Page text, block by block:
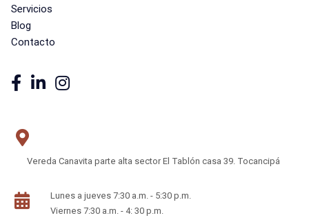
Servicios
Blog
Contacto
Vereda Canavita parte alta sector El Tablón casa 39. Tocancipá
Lunes a jueves 7:30 a.m. - 5:30 p.m.
Viernes 7:30 a.m. - 4: 30 p.m.